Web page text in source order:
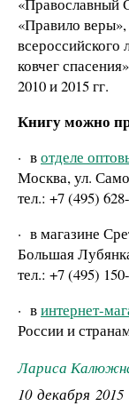
«Православный
«Правило
всероссийского
ковчег
2010 и 2015 гг.
Книгу можно
· вотделе
Москва, ул.
тел.: +7 (495)
· в магазине
Большая
тел.: +7 (495)
· винтернет-
России и
Лариса
10 декабря 2015